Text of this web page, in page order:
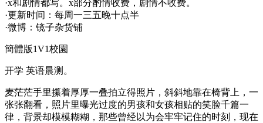
·x和剧情都写。x部分酌情收费，剧情不收费。
·更新时间：每周一三五晚十点半
·微博：镜子杂货铺
簡體版1V1校園
开学 英语晨测。
麦茫茫手里攥着厚厚一叠拍立得照片，斜斜地靠在椅背上，一
张张翻看，照片里曝光过度的男孩和女孩相贴的笑脸千篇一
律，背景却模模糊糊，那些曾经以为会牢牢记住的时刻，现在